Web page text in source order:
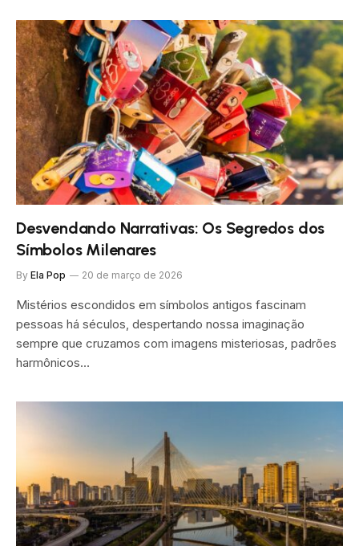
Desvendando Narrativas: Os Segredos dos
Símbolos Milenares
By Ela Pop 20 de março de 2026
Mistérios escondidos em símbolos antigos fascinam
pessoas há séculos, despertando nossa imaginação
sempre que cruzamos com imagens misteriosas, padrões
harmônicos…